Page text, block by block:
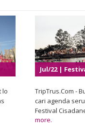
lo
Jul/22 |
2026
TripTrus.Com -
cari agenda
Festival
banget masuk
more.